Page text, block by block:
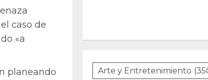
caso de
«a
planeando
Arte y Entretenimiento